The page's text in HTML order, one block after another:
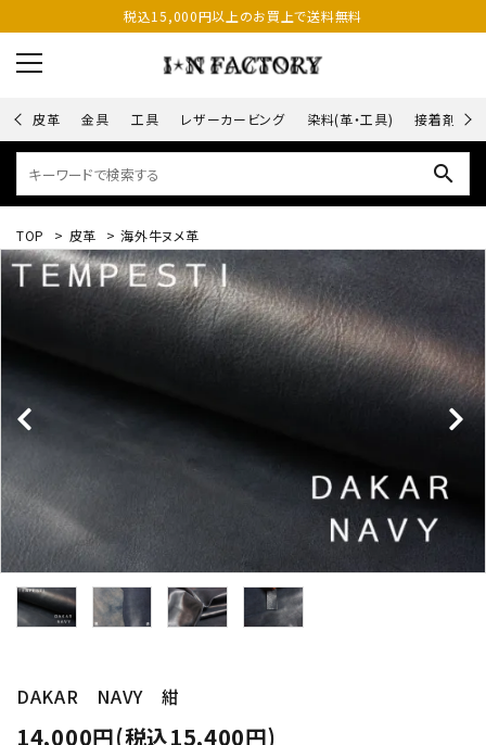
税込15,000円以上のお買上で送料無料
皮革 金具 工具 レザーカービング 染料(革・工具) 接着剤
search
TOP > 皮革 > 海外牛ヌメ革
DAKAR NAVY 紺
14,000円(税込15,400円)